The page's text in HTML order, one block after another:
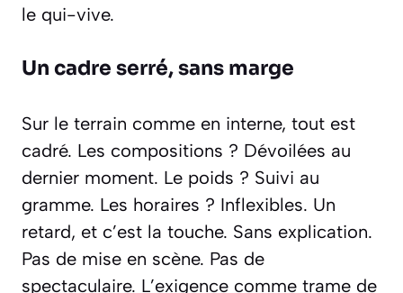
le qui-vive.
Un cadre serré, sans marge
Sur le terrain comme en interne, tout est
cadré. Les compositions ? Dévoilées au
dernier moment. Le poids ? Suivi au
gramme. Les horaires ? Inflexibles. Un
retard, et c’est la touche. Sans explication.
Pas de mise en scène. Pas de
spectaculaire. L’exigence comme trame de